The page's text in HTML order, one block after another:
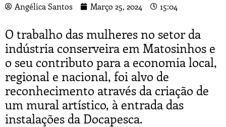
Angélica Santos Março 25, 2024 15:04
O trabalho das mulheres no setor da
indústria conserveira em Matosinhos e
o seu contributo para a economia local,
regional e nacional, foi alvo de
reconhecimento através da criação de
um mural artístico, à entrada das
instalações da Docapesca.